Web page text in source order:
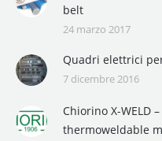
belt
24 marzo 2017
Quadri elettrici
7 dicembre 2016
Chiorino X-WELD
thermoweldable